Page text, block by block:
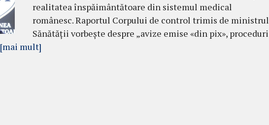
realitatea înspăimântătoare din sistemul medical
românesc. Raportul Corpului de control trimis de ministrul
Sănătății vorbește despre „avize emise «din pix», proceduri
[mai mult]